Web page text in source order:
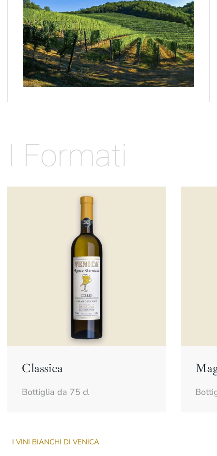
I Formati
Classica
Bottiglia da 75 cl
I VINI BIANCHI DI VENICA